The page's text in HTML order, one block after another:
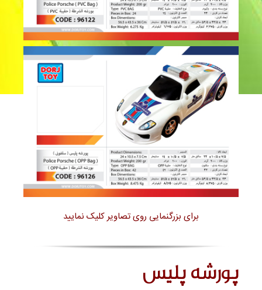
برای بزرگنمایی روی تصاویر کلیک نمایید
پورشه پلیس